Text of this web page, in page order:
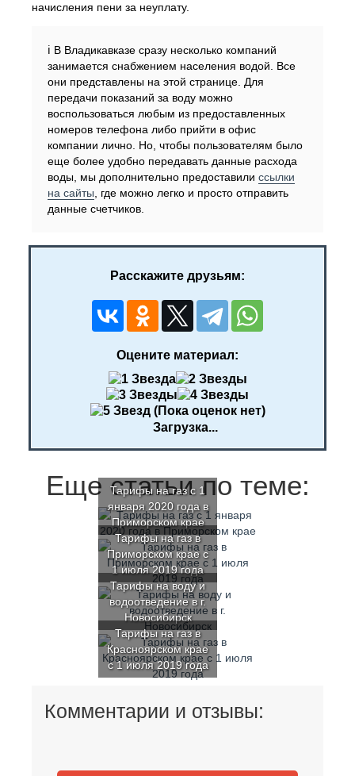
начисления пени за неуплату.
ℹ️ В Владикавказе сразу несколько компаний
занимается снабжением населения водой. Все
они представлены на этой странице. Для
передачи показаний за воду можно
воспользоваться любым из предоставленных
номеров телефона либо прийти в офис
компании лично. Но, чтобы пользователям было
еще более удобно передавать данные расхода
воды, мы дополнительно предоставили ссылки
на сайты , где можно легко и просто отправить
данные счетчиков.
Расскажите друзьям:
Оцените материал:
(Пока оценок нет)
Загрузка...
Еще статьи по теме:
Тарифы на газ с 1
января 2020 года в
Приморском крае
Тарифы на газ в
Приморском крае с
1 июля 2019 года
Тарифы на воду и
водоотведение в г.
Новосибирск
Тарифы на газ в
Красноярском крае
с 1 июля 2019 года
Комментарии и отзывы: